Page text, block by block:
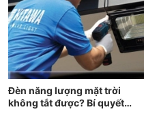
Đèn năng lượng mặt trời
không tắt được? Bí quyết